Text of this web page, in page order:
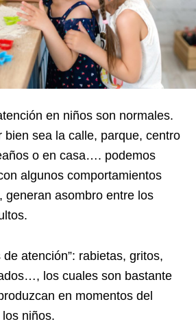
en niños son normales.
bien sea la calle, parque, centro
o en casa…. podemos
algunos comportamientos
generan asombro entre los
de atención”: rabietas, gritos,
los cuales son bastante
en momentos del
niños.